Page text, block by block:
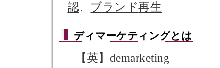
認、 ブランド再生
ディマーケティングとは
【英】demarketing